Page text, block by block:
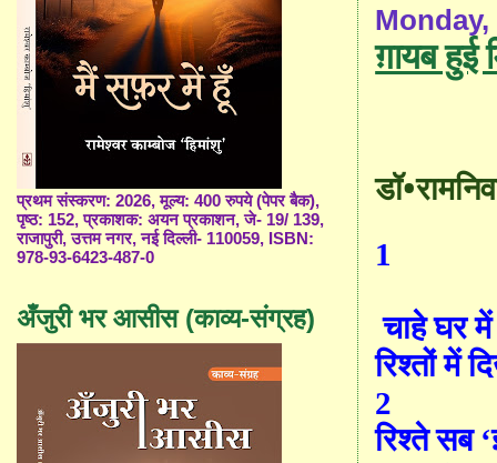
Monday,
ग़ायब हुई
डॉ•
1
चाहे घर
रिश्तों में
2
रिश्ते सब ‘
प्रथम संस्करण: 2026, मूल्य: 400 रुपये (पेपर बैक),
पृष्ठ: 152, प्रकाशक: अयन प्रकाशन, जे- 19/ 139,
राजापुरी, उत्तम नगर, नई दिल्ली- 110059, ISBN:
978-93-6423-487-0
अँजुरी भर आसीस (काव्य-संग्रह)